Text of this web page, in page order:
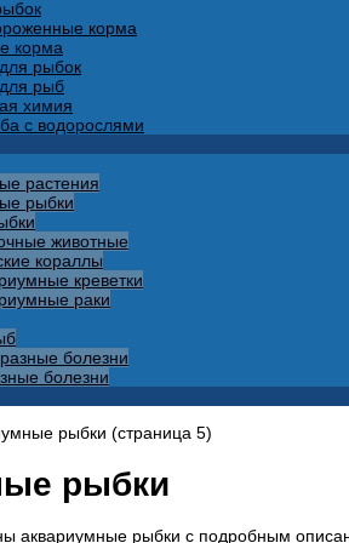
корма
корма
рыбок
рыб
химия
с водорослями
растения
рыбки
животные
кораллы
креветки
раки
болезни
болезни
рыбки (страница 5)
рыбки
аквариумные рыбки с подробным